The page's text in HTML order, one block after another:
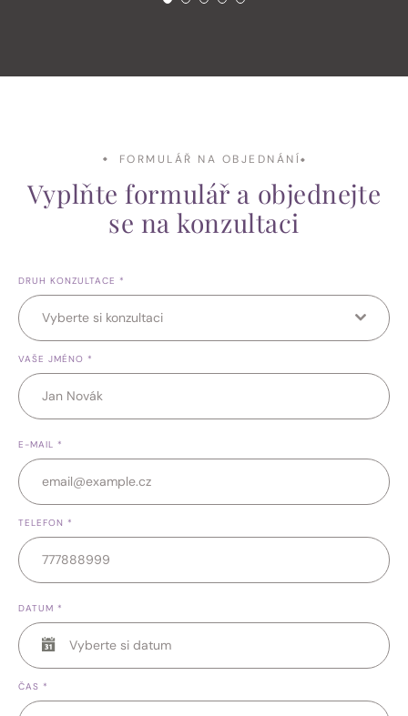
FORMULÁŘ NA OBJEDNÁNÍ
Vyplňte formulář a objednejte
se na konzultaci
DRUH KONZULTACE *
Vyberte si konzultaci
VAŠE JMÉNO *
E-MAIL *
TELEFON *
DATUM *
ČAS *